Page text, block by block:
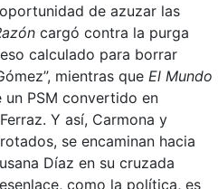
de azuzar las
cargó contra la purga
calculado para borrar
mientras que El Mundo
PSM convertido en
Y así, Carmona y
se encaminan hacia
Díaz en su cruzada
como la política, es